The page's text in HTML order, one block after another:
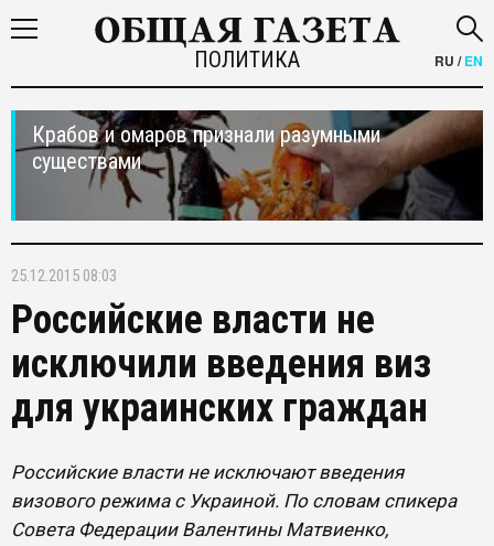
ПОЛИТИКА RU /EN
Крабов и омаров признали разумными
существами
25.12.2015 08:03
Российские власти не
исключили введения виз
для украинских граждан
Российские власти не исключают введения
визового режима с Украиной. По словам спикера
Совета Федерации Валентины Матвиенко,